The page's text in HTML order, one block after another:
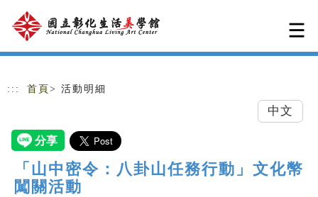
跳到主要內容
網站導覽
::: 首頁 > 活動明細
中文
「山中密令：八卦山任務行動」文化幣
闖關活動